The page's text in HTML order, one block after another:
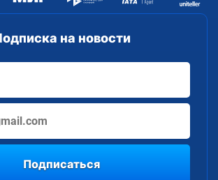
на новости
Подписаться